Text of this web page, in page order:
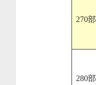
270部
280部